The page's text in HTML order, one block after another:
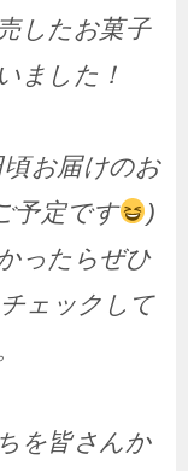
したお菓子
ました！
お届けのお
予定です
)
ったらぜひ
ェックして
を皆さんか